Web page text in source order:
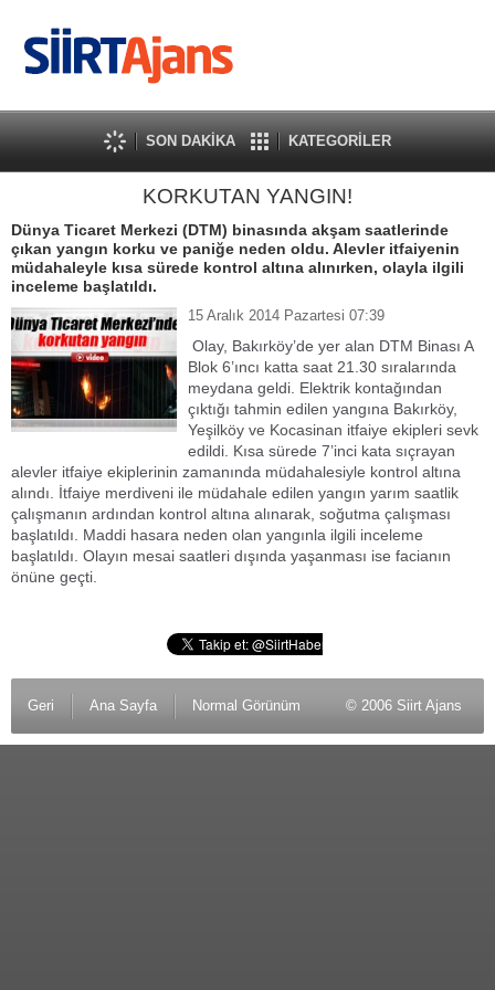
SON DAKİKA KATEGORİLER
KORKUTAN YANGIN!
Dünya Ticaret Merkezi (DTM) binasında akşam saatlerinde
çıkan yangın korku ve paniğe neden oldu. Alevler itfaiyenin
müdahaleyle kısa sürede kontrol altına alınırken, olayla ilgili
inceleme başlatıldı.
15 Aralık 2014 Pazartesi 07:39
Olay, Bakırköy’de yer alan DTM Binası A
Blok 6’ıncı katta saat 21.30 sıralarında
meydana geldi. Elektrik kontağından
çıktığı tahmin edilen yangına Bakırköy,
Yeşilköy ve Kocasinan itfaiye ekipleri sevk
edildi. Kısa sürede 7’inci kata sıçrayan
alevler itfaiye ekiplerinin zamanında müdahalesiyle kontrol altına
alındı. İtfaiye merdiveni ile müdahale edilen yangın yarım saatlik
çalışmanın ardından kontrol altına alınarak, soğutma çalışması
başlatıldı. Maddi hasara neden olan yangınla ilgili inceleme
başlatıldı. Olayın mesai saatleri dışında yaşanması ise facianın
önüne geçti.
Geri Ana Sayfa Normal Görünüm © 2006 Siirt Ajans